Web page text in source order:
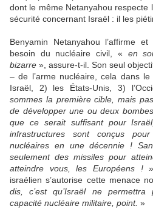
dont le même Netanyahou respecte
sécurité concernant Israël : il les
Benyamin Netanyahou l’affirme
besoin du nucléaire civil, « en
bizarre », assure-t-il. Son seul
– de l’arme nucléaire, cela dans
Israël, 2) les États-Unis, 3)
sommes la première cible, mais
de développer une ou deux
que ce serait suffisant pour
infrastructures sont conçus
nucléaires en une décennie !
seulement des missiles pour
atteindre vous, les Européens !»
israélien s’autorise cette menace
dis, c’est qu’Israël ne permettra
capacité nucléaire militaire, point. »